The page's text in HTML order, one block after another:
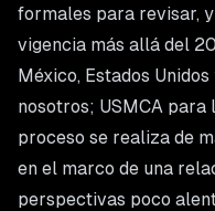
formales para revisar,
vigencia más allá del
México, Estados
nosotros; USMCA para
proceso se realiza de
en el marco de una
perspectivas poco